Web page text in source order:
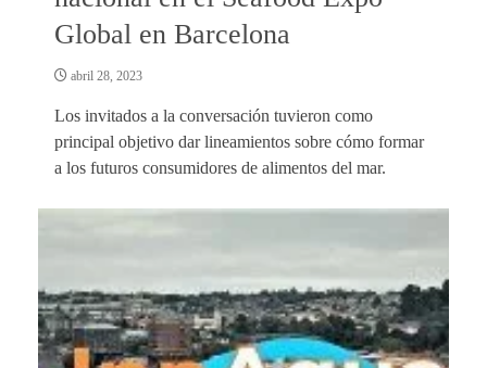
Global en Barcelona
abril 28, 2023
Los invitados a la conversación tuvieron como
principal objetivo dar lineamientos sobre cómo formar
a los futuros consumidores de alimentos del mar.